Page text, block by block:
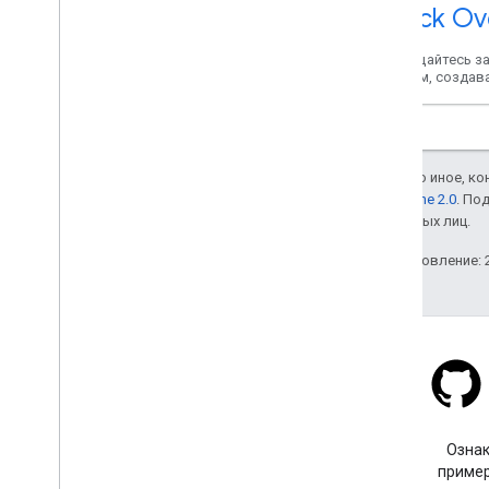
Stack
Обращайтесь
другим,
Если не указано иное,
лицензии Apache 2.0.
аффилированных лиц.
Последнее обновление: